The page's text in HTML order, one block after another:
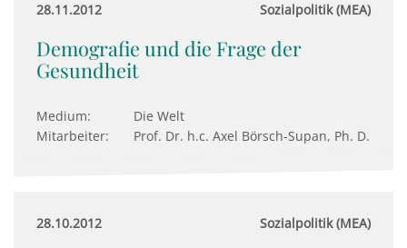
28.11.2012 Sozialpolitik (MEA)
Demografie und die Frage der
Gesundheit
Medium:
Die Welt
Mitarbeiter:
Prof. Dr. h.c. Axel Börsch-Supan, Ph. D.
28.10.2012 Sozialpolitik (MEA)